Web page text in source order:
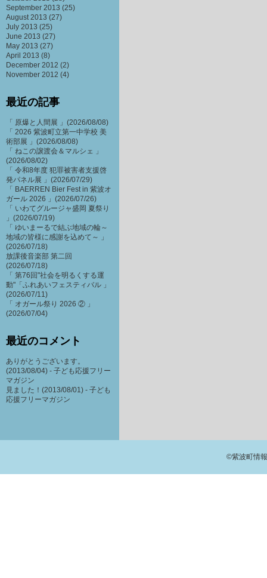
September 2013 (25)
August 2013 (27)
July 2013 (25)
June 2013 (27)
May 2013 (27)
April 2013 (8)
December 2012 (2)
November 2012 (4)
最近の記事
「 原爆と人間展 」(2026/08/08)
「 2026 紫波町立第一中学校 美
術部展 」(2026/08/08)
「 ねこの譲渡会＆マルシェ 」
(2026/08/02)
「 令和8年度 犯罪被害者支援啓
発パネル展 」(2026/07/29)
「 BAERREN Bier Fest in 紫波オ
ガール 2026 」(2026/07/26)
「 いわてグルージャ盛岡 夏祭り
」(2026/07/19)
「 ゆいまーるで結ぶ地域の輪～
地域の皆様に感謝を込めて～ 」
(2026/07/18)
放課後音楽部 第二回
(2026/07/18)
「 第76回"社会を明るくする運
動"「ふれあいフェスティバル 」
(2026/07/11)
「 オガール祭り 2026 ② 」
(2026/07/04)
最近のコメント
ありがとうございます。
(2013/08/04) - 子ども応援フリー
マガジン
見ました！(2013/08/01) - 子ども
応援フリーマガジン
©紫波町情